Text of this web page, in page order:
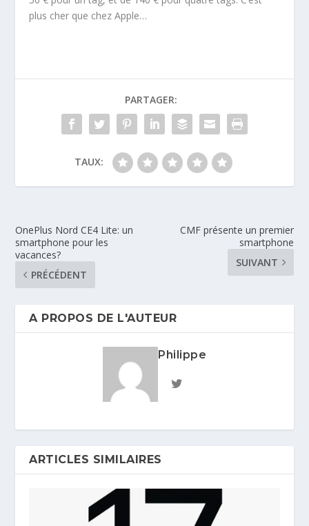
plus cher que chez Apple…
PARTAGER:
TAUX:
OnePlus Nord CE4 Lite: un
smartphone pour les
vacances?
PRÉCÉDENT
CMF présente un premier
smartphone
SUIVANT
A PROPOS DE L'AUTEUR
Philippe
ARTICLES SIMILAIRES